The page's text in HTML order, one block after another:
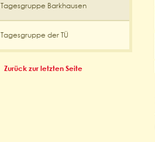
Tagesgruppe Barkhausen
Tagesgruppe der TÜ
Zurück zur letzten Seite